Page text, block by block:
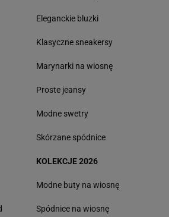
Eleganckie bluzki
Klasyczne sneakersy
Marynarki na wiosnę
Proste jeansy
Modne swetry
Skórzane spódnice
KOLEKCJE 2026
Modne buty na wiosnę
Spódnice na wiosnę